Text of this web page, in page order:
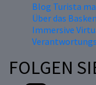
Blog Turista
Über das
Immersive
FOLGEN